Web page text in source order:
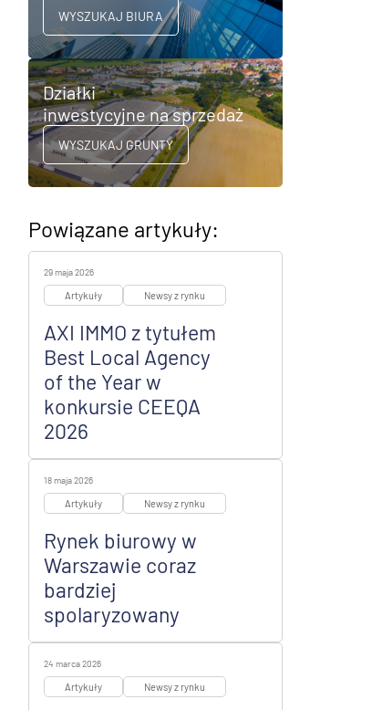
WYSZUKAJ BIURA
Działki
inwestycyjne na sprzedaż
WYSZUKAJ GRUNTY
Powiązane artykuły:
29 maja 2026
Artykuły Newsy z rynku
AXI IMMO z tytułem
Best Local Agency
of the Year w
konkursie CEEQA
2026
18 maja 2026
Artykuły Newsy z rynku
Rynek biurowy w
Warszawie coraz
bardziej
spolaryzowany
24 marca 2026
Artykuły Newsy z rynku